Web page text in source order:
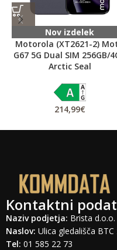
Barva: Black
Nov izdelek
Motorola (XT2621-2)
G67 5G Dual SIM 256GB/
Arctic Seal
214,99€
Kontaktni
Naziv podjetja: Brista d.o.o.
Naslov: Ulica gledališča
Tel: 01 585 22 73